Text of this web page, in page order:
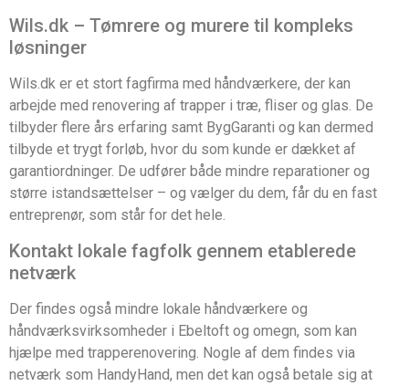
Wils.dk – Tømrere og murere til kompleks
løsninger
Wils.dk er et stort fagfirma med håndværkere, der kan
arbejde med renovering af trapper i træ, fliser og glas. De
tilbyder flere års erfaring samt BygGaranti og kan dermed
tilbyde et trygt forløb, hvor du som kunde er dækket af
garantiordninger. De udfører både mindre reparationer og
større istandsættelser – og vælger du dem, får du en fast
entreprenør, som står for det hele.
Kontakt lokale fagfolk gennem etablerede
netværk
Der findes også mindre lokale håndværkere og
håndværksvirksomheder i Ebeltoft og omegn, som kan
hjælpe med trapperenovering. Nogle af dem findes via
netværk som HandyHand, men det kan også betale sig at